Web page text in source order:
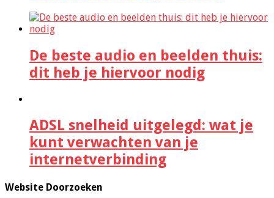
De beste audio en beelden thuis:
dit heb je hiervoor nodig
ADSL snelheid uitgelegd: wat je
kunt verwachten van je
internetverbinding
Website Doorzoeken